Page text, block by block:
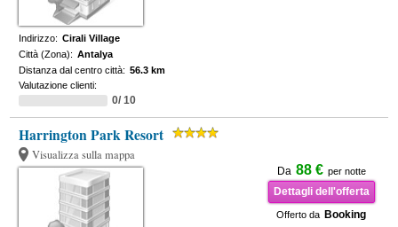
Indirizzo: Cirali Village
Città (Zona): Antalya
Distanza dal centro città: 56.3 km
Valutazione clienti:
0/ 10
Harrington Park Resort
Visualizza sulla mappa
Da 88 € per notte
Dettagli dell'offerta
Offerto da Booking